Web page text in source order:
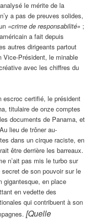
le mérite de la
a pas de preuves solides,
«crime de responsabilité» ;
a fait depuis
autres dirigeants partout
Président, le minable
avec les chiffres du
escroc certifié, le président
titulaire de onze comptes
documents de Panama, et
lieu de trôner au-
dans un cirque raciste, en
être derrière les barreaux.
n’ait pas mis le turbo sur
de son pouvoir sur le
gigantesque, en place
en vedette des
qui contribuent à son
[Quelle